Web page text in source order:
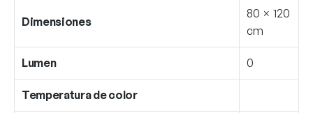
Dimensiones
80 × 120
cm
Lumen 0
Temperatura de color